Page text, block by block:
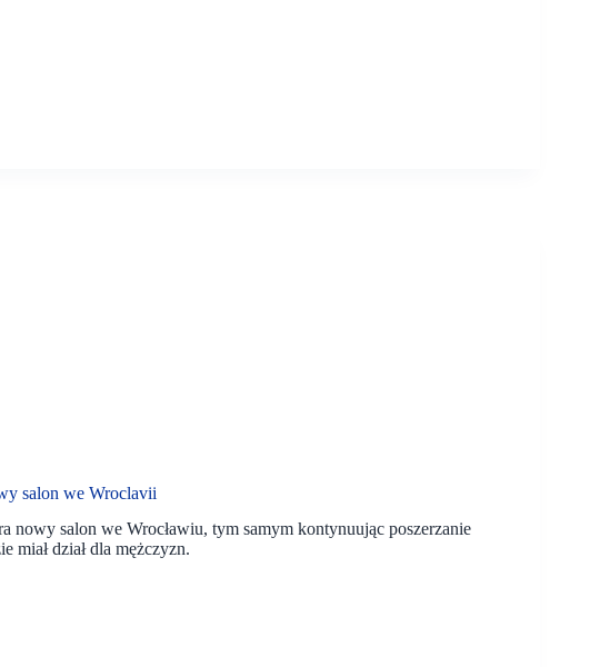
salon we Wroclavii
nowy salon we Wrocławiu, tym samym kontynuując poszerzanie
miał dział dla mężczyzn.